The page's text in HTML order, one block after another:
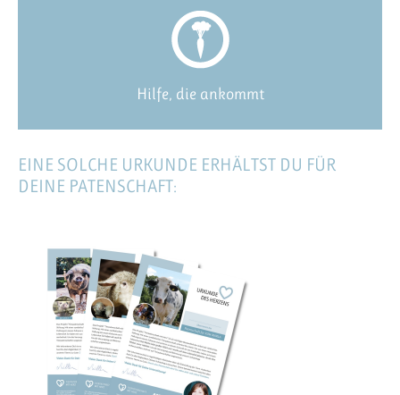
Hilfe, die ankommt
EINE SOLCHE URKUNDE ERHÄLTST DU FÜR
DEINE PATENSCHAFT: